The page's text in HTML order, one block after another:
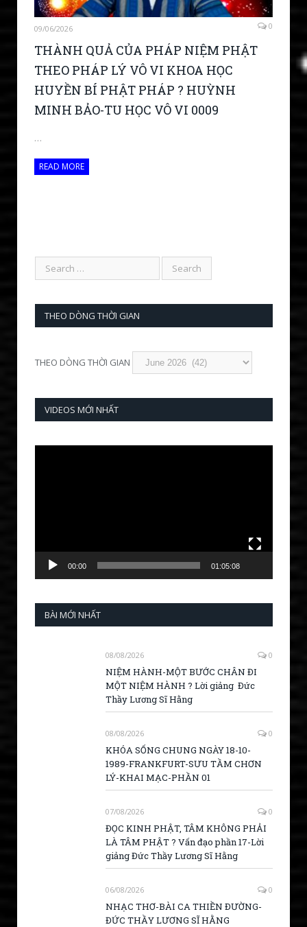
09/06/2026 0
THÀNH QUẢ CỦA PHÁP NIỆM PHẬT
THEO PHÁP LÝ VÔ VI KHOA HỌC
HUYỀN BÍ PHẬT PHÁP ? HUỲNH
MINH BẢO-TU HỌC VÔ VI 0009
…
READ MORE
THEO DÒNG THỜI GIAN
THEO DÒNG THỜI GIAN
VIDEOS MỚI NHẤT
00:00 01:05:08
BÀI MỚI NHẤT
08/08/2026 0
NIỆM HÀNH-MỘT BƯỚC CHÂN ĐI
MỘT NIỆM HÀNH ? Lời giảng Đức
Thầy Lương Sĩ Hằng
08/08/2026 0
KHÓA SỐNG CHUNG NGÀY 18-10-
1989-FRANKFURT-SƯU TẦM CHƠN
LÝ-KHAI MẠC-PHẦN 01
07/08/2026 0
ĐỌC KINH PHẬT, TÂM KHÔNG PHẢI
LÀ TÂM PHẬT ? Vấn đạo phần 17-Lời
giảng Đức Thầy Lương Sĩ Hằng
06/08/2026 0
NHẠC THƠ-BÀI CA THIỀN ĐƯỜNG-
ĐỨC THẦY LƯƠNG SĨ HẰNG